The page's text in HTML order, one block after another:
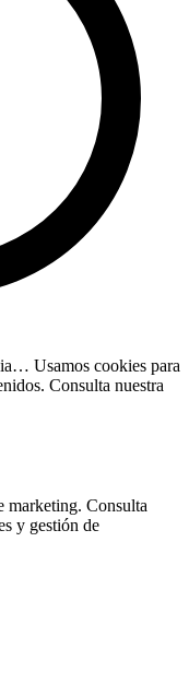
Usamos cookies para
Consulta nuestra
marketing. Consulta
y gestión de